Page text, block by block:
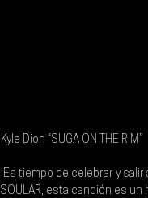
Kyle Dion “SUGA ON THE RIM”
¡Es tiempo de celebrar y salir
SOULAR, esta canción es